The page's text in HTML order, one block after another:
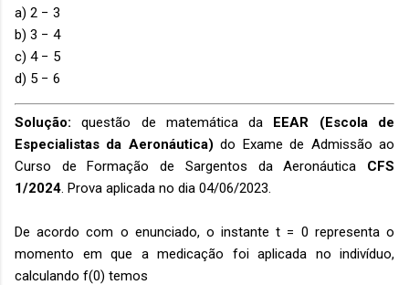
a) 2 − 3
b) 3 − 4
c) 4 − 5
d) 5 − 6
Solução:questão de matemática da EEAR (Escola de
Especialistas da Aeronáutica) do Exame de Admissão ao
Curso de Formação de Sargentos da Aeronáutica CFS
1/2024. Prova aplicada no dia 04/06/2023.
De acordo com o enunciado, o instante t = 0 representa o
momento em que a medicação foi aplicada no indivíduo,
calculando f(0) temos